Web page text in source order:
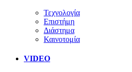
Τεχνολογία
Επιστήμη
Διάστημα
Καινοτομία
VIDEO